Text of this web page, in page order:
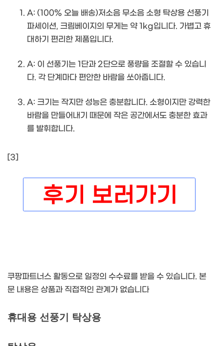
A: (100% 오늘 배송)저소음 무소음 소형 탁상용 선풍기
파세이션, 크림베이지의 무게는 약 1kg입니다. 가볍고 휴
대하기 편리한 제품입니다.
A: 이 선풍기는 1단과 2단으로 풍량을 조절할 수 있습니
다. 각 단계마다 편안한 바람을 쏘아줍니다.
A: 크기는 작지만 성능은 충분합니다. 소형이지만 강력한
바람을 만들어내기 때문에 작은 공간에서도 충분한 효과
를 발휘합니다.
[3]
쿠팡파트너스 활동으로 일정의 수수료를 받을 수 있습니다. 본
문 내용은 상품과 직접적인 관계가 없습니다
휴대용 선풍기 탁상용